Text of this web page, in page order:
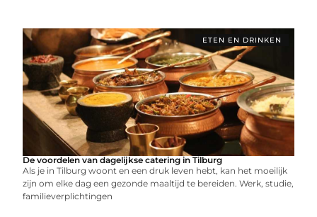
ETEN EN DRINKEN
De voordelen van dagelijkse catering in Tilburg
Als je in Tilburg woont en een druk leven hebt, kan het moeilijk
zijn om elke dag een gezonde maaltijd te bereiden. Werk, studie,
familieverplichtingen